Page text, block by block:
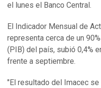
el lunes el Banco Central.
El Indicador Mensual de
representa cerca de un
(PIB) del país, subió 0,4%
frente a septiembre.
"El resultado del Imacec